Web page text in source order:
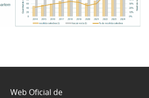
Web Oficial de